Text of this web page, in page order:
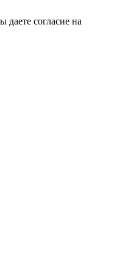
даете согласие на